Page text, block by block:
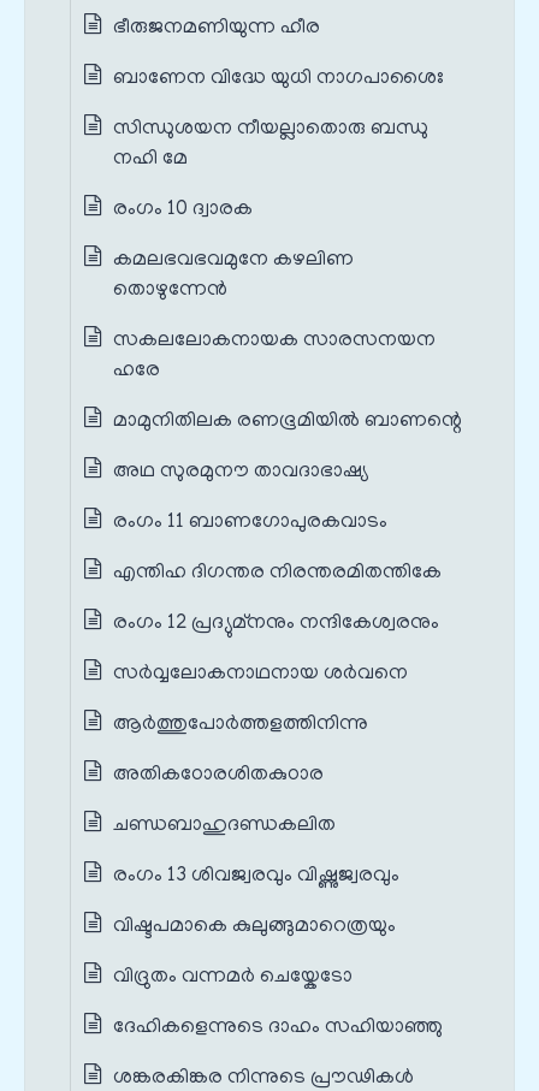
ഭീരുജനമണിയുന്ന ഹീര
ബാണേന വിദ്ധേ യുധി നാഗപാശൈഃ
സിന്ധുശയന നീയല്ലാതൊരു ബന്ധു
നഹി മേ
രംഗം 10 ദ്വാരക
കമലഭവഭവമുനേ കഴലിണ
തൊഴുന്നേൻ
സകലലോകനായക സാരസനയന
ഹരേ
മാമുനിതിലക രണഭൂമിയിൽ ബാണന്റെ
അഥ സുരമുനൗ താവദാഭാഷ്യ
രംഗം 11 ബാണഗോപുരകവാടം
എന്തിഹ ദിഗന്തര നിരന്തരമിതന്തികേ
രംഗം 12 പ്രദ്യുമ്നനും നന്ദികേശ്വരനും
സർവ്വലോകനാഥനായ ശർവനെ
ആർത്തുപോർത്തളത്തിനിന്നു
അതികഠോരശിതകുഠാര
ചണ്ഡബാഹുദണ്ഡകലിത
രംഗം 13 ശിവജ്വരവും വിഷ്ണുജ്വരവും
വിഷ്ടപമാകെ കുലുങ്ങുമാറെത്രയും
വിദ്രുതം വന്നമർ ചെയ്കേടോ
ദേഹികളെന്നുടെ ദാഹം സഹിയാഞ്ഞു
ശങ്കരകിങ്കര നിന്നുടെ പ്രൗഢികൾ